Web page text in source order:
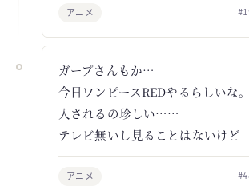
アニメ
ガープさんもか…
今日ワンピースREDやるらしいな
入されるの珍しい……
テレビ無いし見ることはないけど
アニメ